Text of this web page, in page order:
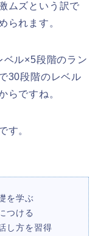
ムズという訳で
られます。
ベル×5段階のラン
30段階のレベル
らですね。
す。
を学ぶ
つける
し方を習得